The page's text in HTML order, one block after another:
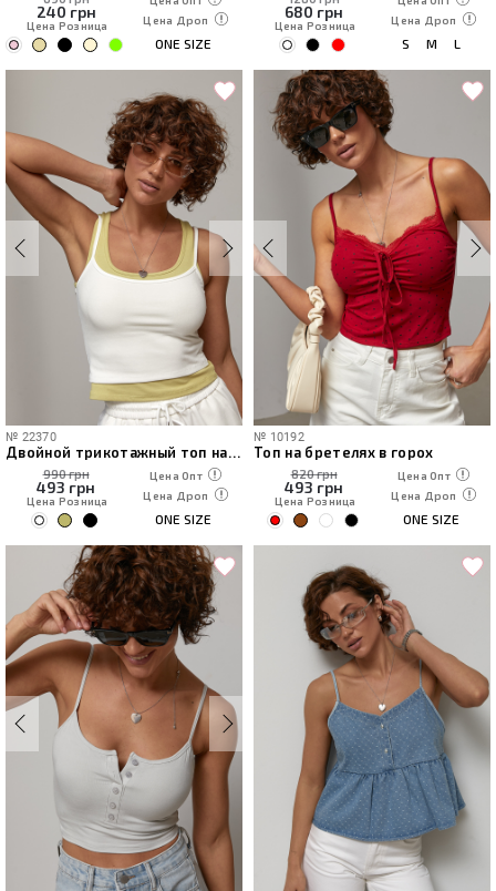
240 грн
Цена Розница
Цена Дроп
ONE SIZE
680 грн
Цена Розница
Цена Дроп
S M L
№ 22370
Двойной трикотажный топ на бретелях
990 грн
493 грн
Цена Розница
Цена Опт
Цена Дроп
ONE SIZE
№ 10192
Топ на бретелях в горох
820 грн
493 грн
Цена Розница
Цена Опт
Цена Дроп
ONE SIZE